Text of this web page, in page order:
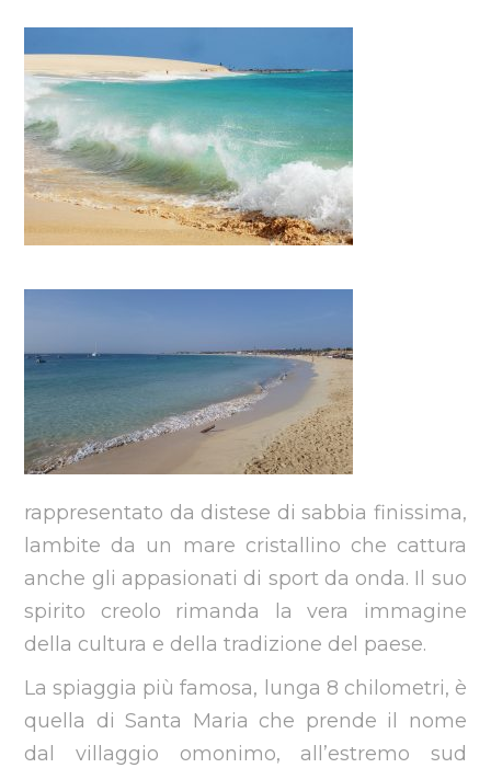
rappresentato da distese di sabbia finissima,
lambite da un mare cristallino che cattura
anche gli appasionati di sport da onda. Il suo
spirito creolo rimanda la vera immagine
della cultura e della tradizione del paese.
La spiaggia più famosa, lunga 8 chilometri, è
quella di Santa Maria che prende il nome
dal villaggio omonimo, all’estremo sud